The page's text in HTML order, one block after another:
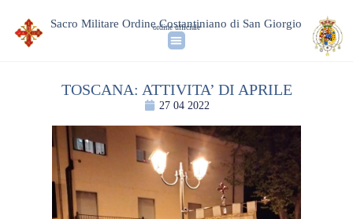
Sacro Militare Ordine Costantiniano di San Giorgio
ordine ufficiale
TOSCANA: ATTIVITA’ DI APRILE
27 04 2022